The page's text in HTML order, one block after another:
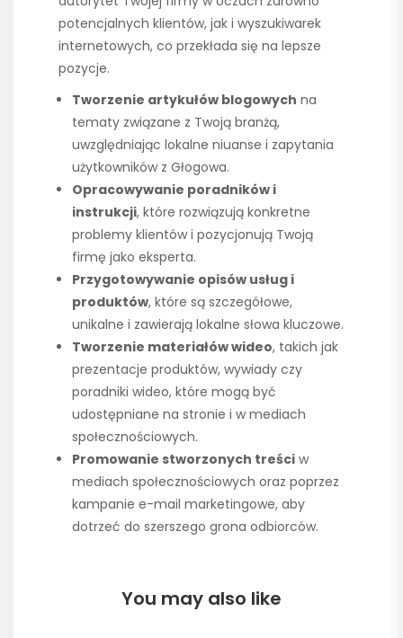
potencjalnych klientów, jak i wyszukiwarek
internetowych, co przekłada się na lepsze
pozycje.
Tworzenie artykułów blogowych na
tematy związane z Twoją branżą,
uwzględniając lokalne niuanse i zapytania
użytkowników z Głogowa.
Opracowywanie poradników i
instrukcji, które rozwiązują konkretne
problemy klientów i pozycjonują Twoją
firmę jako eksperta.
Przygotowywanie opisów usług i
produktów, które są szczegółowe,
unikalne i zawierają lokalne słowa kluczowe.
Tworzenie materiałów wideo, takich jak
prezentacje produktów, wywiady czy
poradniki wideo, które mogą być
udostępniane na stronie i w mediach
społecznościowych.
Promowanie stworzonych treści w
mediach społecznościowych oraz poprzez
kampanie e-mail marketingowe, aby
dotrzeć do szerszego grona odbiorców.
You may also like